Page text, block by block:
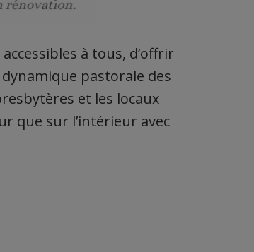
à tous, d’offrir
pastorale des
et les locaux
que sur l’intérieur avec